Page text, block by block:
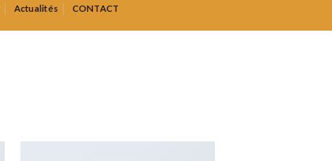
Actualités CONTACT